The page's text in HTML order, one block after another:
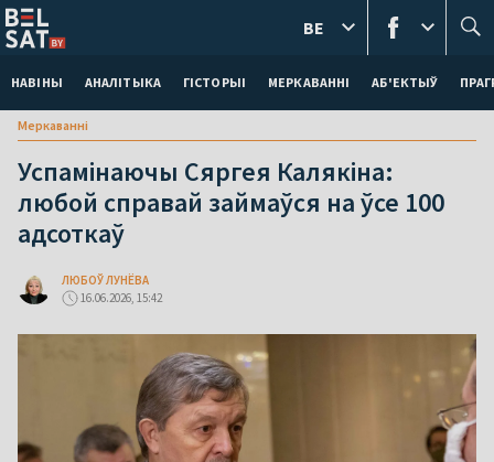
НАВІНЫ АНАЛІТЫКА ГІСТОРЫІ МЕРКАВАННI АБ'ЕКТЫЎ
BE
Меркаваннi
Успамінаючы Сяргея Калякіна:
любой справай займаўся на ўсе 100
адсоткаў
ЛЮБОЎ ЛУНЁВА
16.06.2026, 15:42